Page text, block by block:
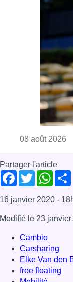
08 août 2026
Partager l'article
Facebook
Twitter
16 janvier 2020 -
Modifié le 23 janvier
Cambio
Carsharing
Elke Van den
free floating